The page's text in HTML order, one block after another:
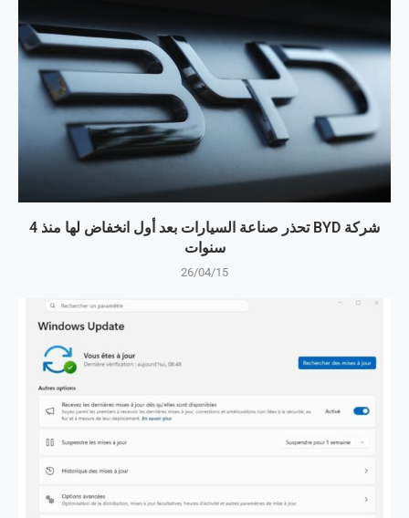
شركة BYD تحذر صناعة السيارات بعد أول انخفاض لها منذ 4
سنوات
26/04/15